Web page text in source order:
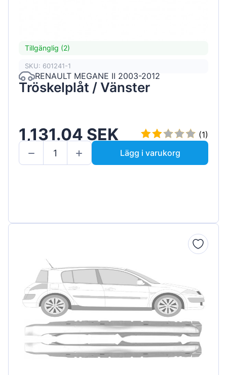
Tillgänglig (2)
SKU: 601241-1
RENAULT MEGANE II 2003-2012
Tröskelplåt / Vänster
1,131.04 SEK
(1)
Lägg i varukorg